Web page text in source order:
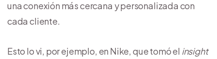
una conexión más cercana y personalizada con
cada cliente.
Esto lo vi, por ejemplo, en Nike, que tomó el insight